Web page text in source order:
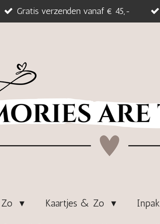
Gratis verzenden vanaf € 45,-
Kaartjes & Zo